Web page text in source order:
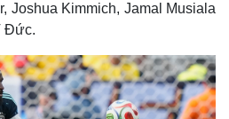
Joshua Kimmich, Jamal Musiala
Đức.